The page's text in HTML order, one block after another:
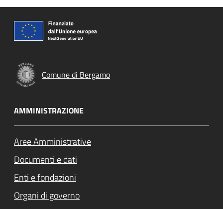
Comune di Bergamo
AMMINISTRAZIONE
Aree Amministrative
Documenti e dati
Enti e fondazioni
Organi di governo